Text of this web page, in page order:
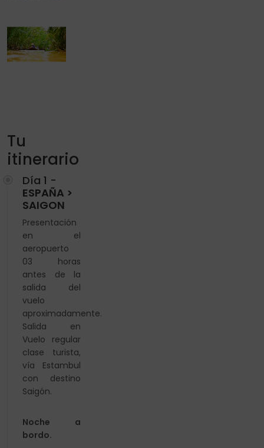
Tu
itinerario
Día 1 -
ESPAÑA >
SAIGON
Presentación
en el
aeropuerto
03 horas
antes de la
salida del
vuelo
aproximadamente.
Salida en
Vuelo regular
clase turista,
vía Estambul
con destino
Saigón.
Noche a
bordo.